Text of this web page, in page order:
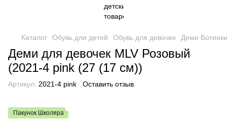
Каталог Обувь для детей Обувь для девочек Деми
Деми для девочек MLV Розовый
(2021-4 pink (27 (17 см))
Артикул: 2021-4 pink Оставить отзыв
Пакунок Школяра